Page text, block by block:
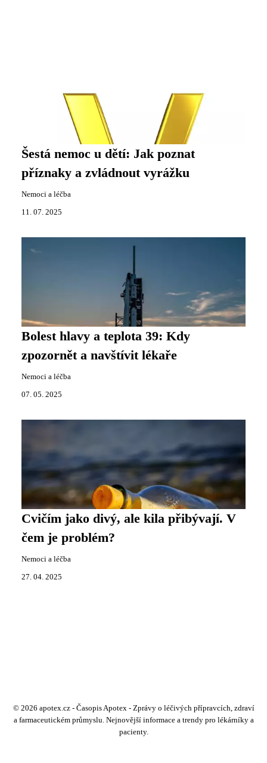
Šestá nemoc u dětí: Jak poznat
příznaky a zvládnout vyrážku
Nemoci a léčba
11. 07. 2025
Bolest hlavy a teplota 39: Kdy
zpozornět a navštívit lékaře
Nemoci a léčba
07. 05. 2025
Cvičím jako divý, ale kila přibývají. V
čem je problém?
Nemoci a léčba
27. 04. 2025
© 2026 apotex.cz - Časopis Apotex - Zprávy o léčivých přípravcích, zdraví
a farmaceutickém průmyslu. Nejnovější informace a trendy pro lékárníky a
pacienty.